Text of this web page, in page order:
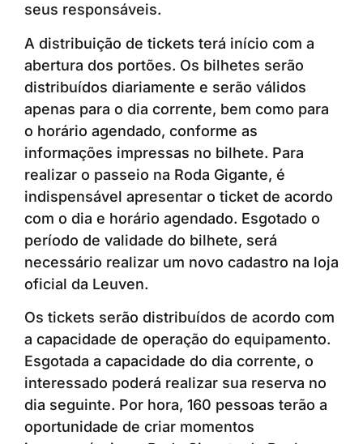
seus responsáveis.
A distribuição de tickets terá início com a
abertura dos portões. Os bilhetes serão
distribuídos diariamente e serão válidos
apenas para o dia corrente, bem como para
o horário agendado, conforme as
informações impressas no bilhete. Para
realizar o passeio na Roda Gigante, é
indispensável apresentar o ticket de acordo
com o dia e horário agendado. Esgotado o
período de validade do bilhete, será
necessário realizar um novo cadastro na loja
oficial da Leuven.
Os tickets serão distribuídos de acordo com
a capacidade de operação do equipamento.
Esgotada a capacidade do dia corrente, o
interessado poderá realizar sua reserva no
dia seguinte. Por hora, 160 pessoas terão a
oportunidade de criar momentos